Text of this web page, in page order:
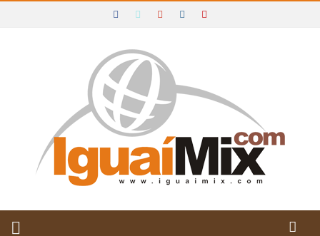
IGUAÍ E SUDOESTE DA BAHIA